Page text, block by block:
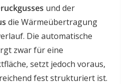
und der
die Wärmeübertragung
Die automatische
zwar für eine
setzt jedoch voraus,
fest strukturiert ist.